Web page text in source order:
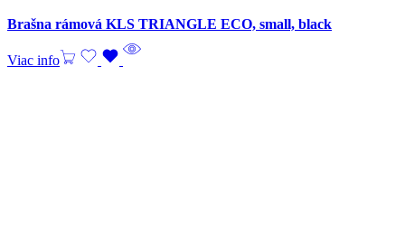
Brašna rámová KLS TRIANGLE ECO, small, black
Viac info